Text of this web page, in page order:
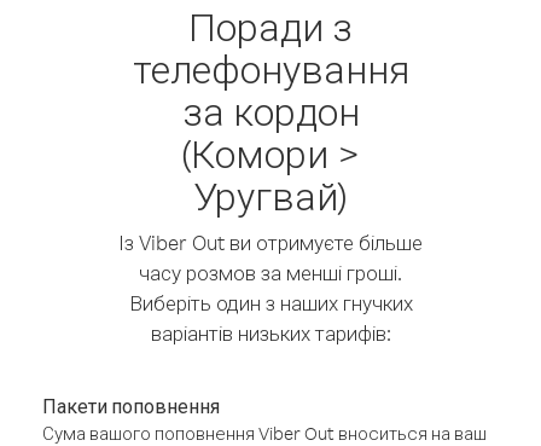
Поради з
телефонування
за кордон
(Комори >
Уругвай)
Із Viber Out ви отримуєте більше
часу розмов за менші гроші.
Виберіть один з наших гнучких
варіантів низьких тарифів:
Пакети поповнення
Сума вашого поповнення Viber Out вноситься на ваш